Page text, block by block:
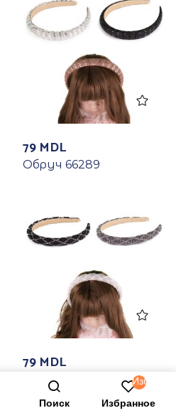
Поиск
Избранное
79 MDL
Обруч 66289
79 MDL
Обруч 66298